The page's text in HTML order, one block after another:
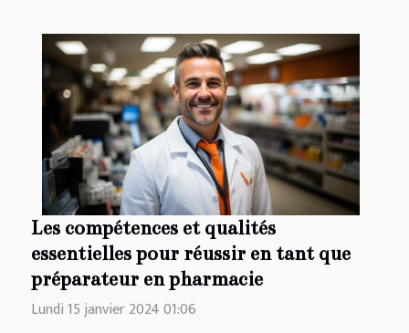
Les compétences et qualités
essentielles pour réussir en tant que
préparateur en pharmacie
Lundi 15 janvier 2024 01:06